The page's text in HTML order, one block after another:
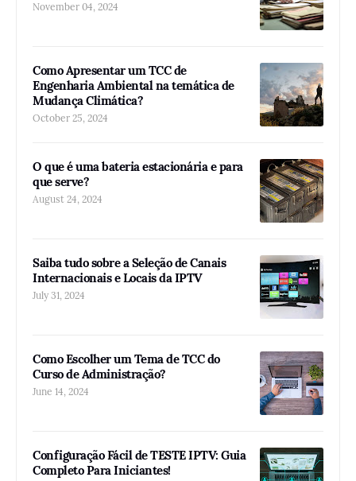
November 04, 2024
Como Apresentar um TCC de
Engenharia Ambiental na temática de
Mudança Climática?
October 25, 2024
O que é uma bateria estacionária e para
que serve?
August 24, 2024
Saiba tudo sobre a Seleção de Canais
Internacionais e Locais da IPTV
July 31, 2024
Como Escolher um Tema de TCC do
Curso de Administração?
June 14, 2024
Configuração Fácil de TESTE IPTV: Guia
Completo Para Iniciantes!